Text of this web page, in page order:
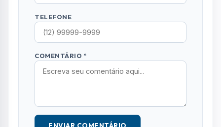
TELEFONE
COMENTÁRIO *
ENVIAR COMENTÁRIO